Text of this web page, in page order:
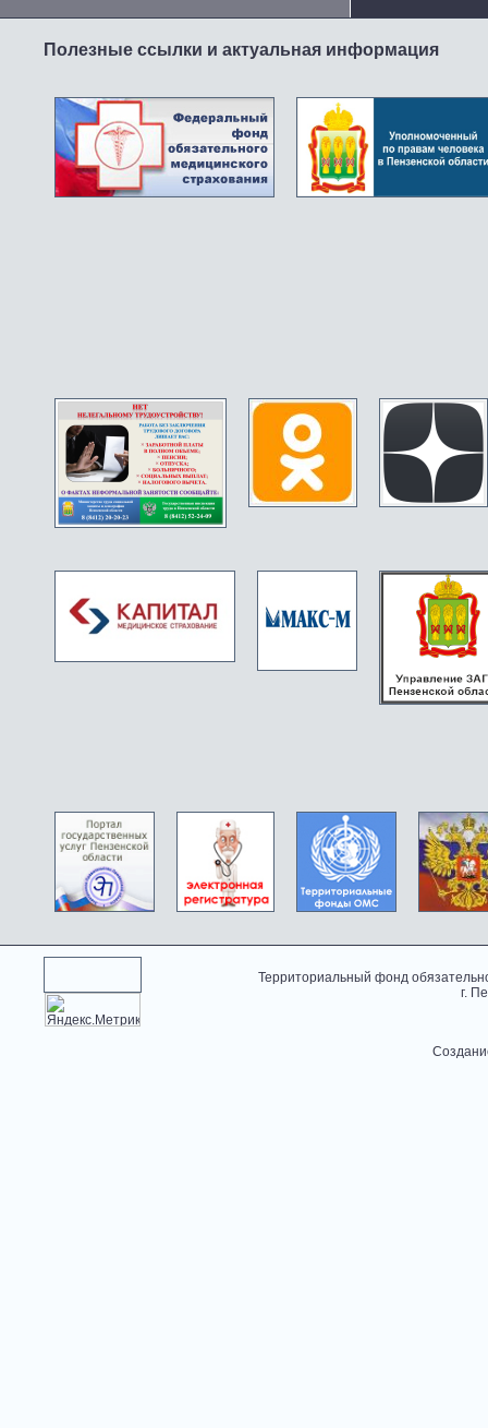
Полезные ссылки и актуальная информация
Территориальный фонд
г.